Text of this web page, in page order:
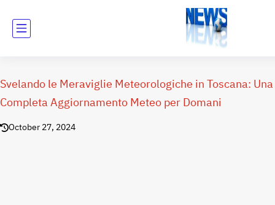
Svelando le Meraviglie Meteorologiche in Toscana: Una
Completa Aggiornamento Meteo per Domani
October 27, 2024